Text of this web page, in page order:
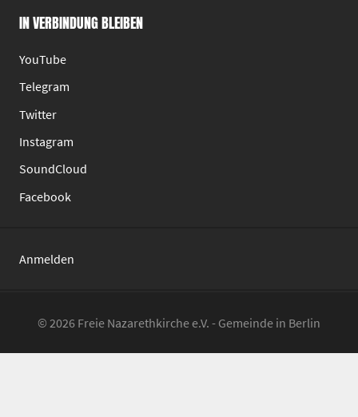
IN VERBINDUNG BLEIBEN
YouTube
Telegram
Twitter
Instagram
SoundCloud
Facebook
Anmelden
© 2026 Freie Nazarethkirche e.V. - Gemeinde in Berlin